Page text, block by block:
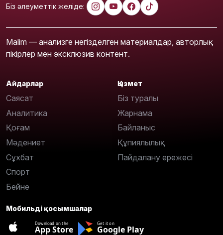
Біз әлеуметтік желіде:
Malim — анализге негізделген материалдар, авторлық
пікірлер мен эксклюзив контент.
Айдарлар
Саясат
Аналитика
Қоғам
Мәдениет
Сұхбат
Спорт
Бейне
Қызмет
Біз туралы
Жарнама
Байланыс
Құпиялылық
Пайдалану ережесі
Мобильді қосымшалар
Download on the
App Store
Get it on
Google Play